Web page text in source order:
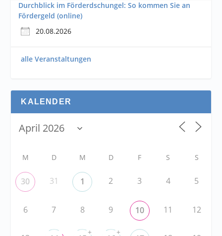
Durchblick im Förderdschungel: So kommen Sie an
Fördergeld (online)
20.08.2026
alle Veranstaltungen
KALENDER
M D M D F S S
30 31 1 2 3 4 5
6 7 8 9 10 11 12
+ +